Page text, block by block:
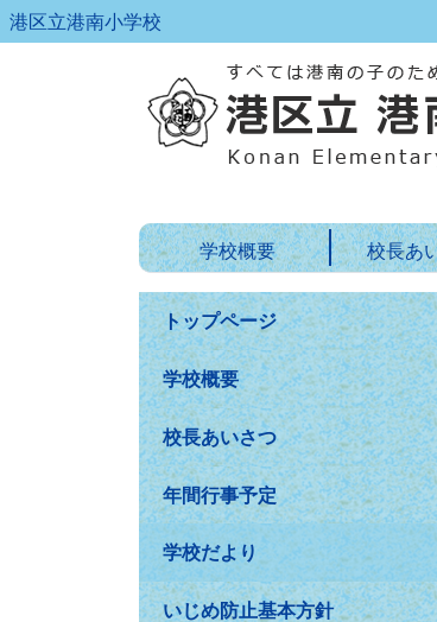
港区立港南小学校
学校概要 校長あ
トップページ
学校概要
校長あいさつ
年間行事予定
学校だより
いじめ防止基本方針